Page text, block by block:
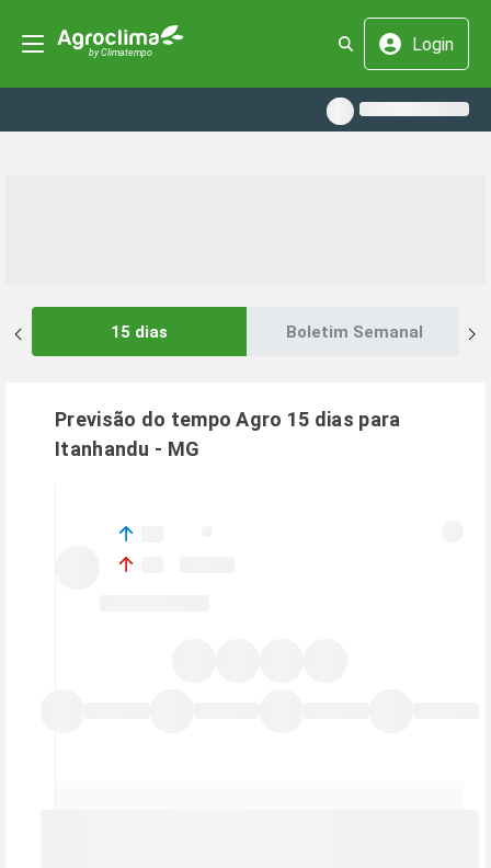
Login
15 dias Boletim Semanal
Previsão do tempo Agro 15 dias para
Itanhandu - MG